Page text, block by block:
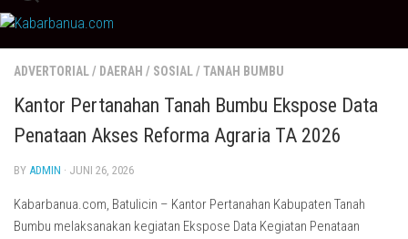
Skip
to
content
ADVERTORIAL/ DAERAH / SOSIAL/ TANAH BUMBU
Kantor Pertanahan Tanah Bumbu Ekspose Data
Penataan Akses Reforma Agraria TA 2026
BY ADMIN · JUNI 26, 2026
Kabarbanua.com, Batulicin – Kantor Pertanahan Kabupaten Tanah
Bumbu melaksanakan kegiatan Ekspose Data Kegiatan Penataan